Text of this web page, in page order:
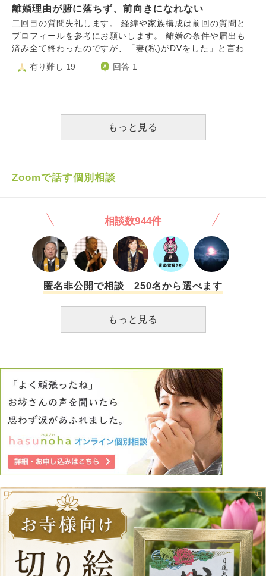
今回も3ヶ月くらいかな等と言っていましたが。。 でも、子
供がもう小学生で、正直今回精神的に無理かもしれないとも
言っています。 とにかく辛そうです。 私は複雑ですが、子
供から父親がいなくなってしまう事、、、 もう父親に会え
なくなる事、、、 考えると胸が苦しくて。 苦しすぎて、な
んでこんな事になったんだろうとさえ思います。 でも、冷
になりやすく、毎日辛いです。 前向きになれるお言葉をも
主人の時間を無駄にしてしまった、傷つけてしまったという
罪悪感がたくさん湧き上がってきてしまいました。 もちろ
ん今までもたくさんの罪悪感を背負って生きてきましたが、
離婚を伝えたことで、心から申し訳ない気持ち、罪悪感で、
っていけばいいでしょうか? また、私は許されるのでしょう
に自分に悪かった部分はたくさんあると思います。反省の弁
も何度も何度も伝えました。そして、まだ小さい子供のため
にも、何度も何度も抵抗しました。でも、無理でした。 子
供は、会えばパパ、パパと抱っこを要求してきます。その時
ただ、やはり別れ側になると涙が止まらなくなります。子供
えているような自分がいます。 また、子供が大きくなれ
ば、私より優先するものが増えてくるでしょう。それは喜ば
ている方が多くいらっしゃると思いますが、皆さんはどのよ
うに自分の思いとむきあっているのでしょうか。
離婚理由が腑に落ちず、前向きになれない
二回目の質問失礼します。 経緯や家族構成は前回の質問と
プロフィールを参考にお願いします。 離婚の条件や届出も
済み全て終わったのですが、「妻(私)がDVをした」と言われ
た事がどうしても引っかかり、毎日悶々としています。 前
回書かせて頂いた通り、私は元夫の不注意に過剰に反応し何
いて長男とぶつかって怪我をさせたり、生後一ヶ月の次男を
これら以外にも沢山それも何度も繰り返され、具体的な改善
策を提示しても実行せずすぐにまた同じ事をする状況に当時
が全て出していた生活費を新居の購入を機に去年の暮れから
子供関連の費用と食費以外を元夫が出す事になり、妊産婦の
私に顔を合わせれば金が無いと言い、足りないなら出そうか
と言っても断固拒否、節約もせず無駄遣いをしてまた金が無
いと皆が眠る布団でもずっと言われ、これも不安の理由の一
つだったと思います。 DVと言われて私は衝撃を受けすぐに
をしてきましたが、時間が経つにつれ、 元夫にも原因があ
るのではないか？(どんな理由があろうとも怒鳴る事は決し
何も関係はありませんし、私は子供達を幸せにしていく事だ
けに注力するべきですが、どうしても上記のモヤモヤが晴れ
ず事あるごとに「私は酷い人間だ」と落ち込んだり「私のよ
うな人間が子育てをしていていいのだろうか」と思ってしま
います。 自分を正当化して、また自分が楽になりたいだけ
かもしれません。 往生際が悪く愚かな自分に嫌気が差しま
す。 どんな厳しい言葉でも構いません、どうか今の私の気
持ちを動かす言葉を頂きたいです。
有り難し 19 回答 1
もっと見る
Zoomで話す個別相談
相談数944件
匿名非公開で相談 250名から選べます
もっと見る